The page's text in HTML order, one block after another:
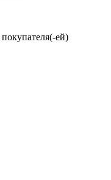
покупателя(-ей)